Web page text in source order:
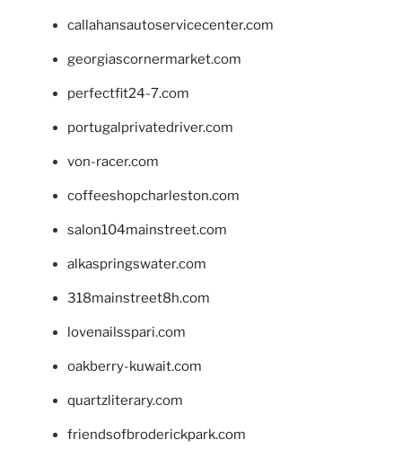
callahansautoservicecenter.com
georgiascornermarket.com
perfectfit24-7.com
portugalprivatedriver.com
von-racer.com
coffeeshopcharleston.com
salon104mainstreet.com
alkaspringswater.com
318mainstreet8h.com
lovenailsspari.com
oakberry-kuwait.com
quartzliterary.com
friendsofbroderickpark.com